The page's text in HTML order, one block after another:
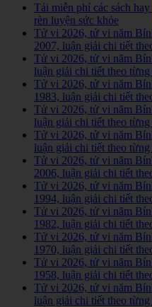
Tải miễn phí các sách
rèn luyện sức khỏe
Tử vi 2026, tử vi năm
2007, luận giải chi tiết
Tử vi 2026, tử vi năm
luận giải chi tiết theo từng
Tử vi 2026, tử vi năm
1983, luận giải chi tiết
Tử vi 2026, tử vi năm
luận giải chi tiết theo từng
Tử vi 2026, tử vi năm
luận giải chi tiết theo từng
Tử vi 2026, tử vi năm
2006, luận giải chi tiết
Tử vi 2026, tử vi năm
1994, luận giải chi tiết
Tử vi 2026, tử vi năm
1982, luận giải chi tiết
Tử vi 2026, tử vi năm
1970, luận giải chi tiết
Tử vi 2026, tử vi năm
1958, luận giải chi tiết
Tử vi 2026, tử vi năm
luận giải chi tiết theo từng